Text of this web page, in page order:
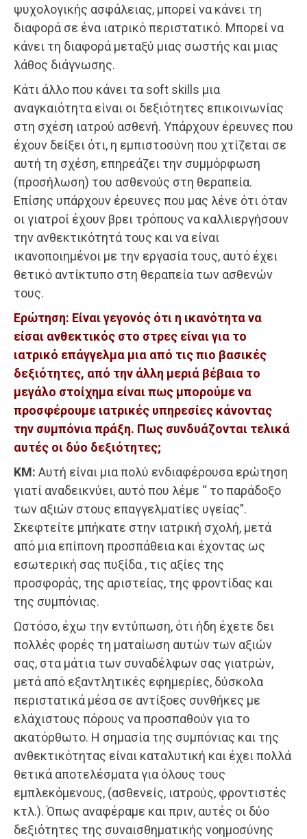
ψυχολογικής ασφάλειας, μπορεί να κάνει τη
διαφορά σε ένα ιατρικό περιστατικό. Μπορεί να
κάνει τη διαφορά μεταξύ μιας σωστής και μιας
λάθος διάγνωσης.
Κάτι άλλο που κάνει τα soft skills μια
αναγκαιότητα είναι οι δεξιότητες επικοινωνίας
στη σχέση ιατρού ασθενή. Υπάρχουν έρευνες που
έχουν δείξει ότι, η εμπιστοσύνη που χτίζεται σε
αυτή τη σχέση, επηρεάζει την συμμόρφωση
(προσήλωση) του ασθενούς στη θεραπεία.
Επίσης υπάρχουν έρευνες που μας λένε ότι όταν
οι γιατροί έχουν βρει τρόπους να καλλιεργήσουν
την ανθεκτικότητά τους και να είναι
ικανοποιημένοι με την εργασία τους, αυτό έχει
θετικό αντίκτυπο στη θεραπεία των ασθενών
τους.
Ερώτηση: Είναι γεγονός ότι η ικανότητα να
είσαι ανθεκτικός στο στρες είναι για το
ιατρικό επάγγελμα μια από τις πιο βασικές
δεξιότητες, από την άλλη μεριά βέβαια το
μεγάλο στοίχημα είναι πως μπορούμε να
προσφέρουμε ιατρικές υπηρεσίες κάνοντας
την συμπόνια πράξη. Πως συνδυάζονται τελικά
αυτές οι δύο δεξιότητες;
ΚΜ: Αυτή είναι μια πολύ ενδιαφέρουσα ερώτηση
γιατί αναδεικνύει, αυτό που λέμε “ το παράδοξο
των αξιών στους επαγγελματίες υγείας”.
Σκεφτείτε μπήκατε στην ιατρική σχολή, μετά
από μια επίπονη προσπάθεια και έχοντας ως
εσωτερική σας πυξίδα , τις αξίες της
προσφοράς, της αριστείας, της φροντίδας και
της συμπόνιας.
Ωστόσο, έχω την εντύπωση, ότι ήδη έχετε δει
πολλές φορές τη ματαίωση αυτών των αξιών
σας, στα μάτια των συναδέλφων σας γιατρών,
μετά από εξαντλητικές εφημερίες, δύσκολα
περιστατικά μέσα σε αντίξοες συνθήκες με
ελάχιστους πόρους να προσπαθούν για το
ακατόρθωτο. Η σημασία της συμπόνιας και της
ανθεκτικότητας είναι καταλυτική και έχει πολλά
θετικά αποτελέσματα για όλους τους
εμπλεκόμενους, (ασθενείς, ιατρούς, φροντιστές
κτλ.). Όπως αναφέραμε και πριν, αυτές οι δύο
δεξιότητες της συναισθηματικής νοημοσύνης